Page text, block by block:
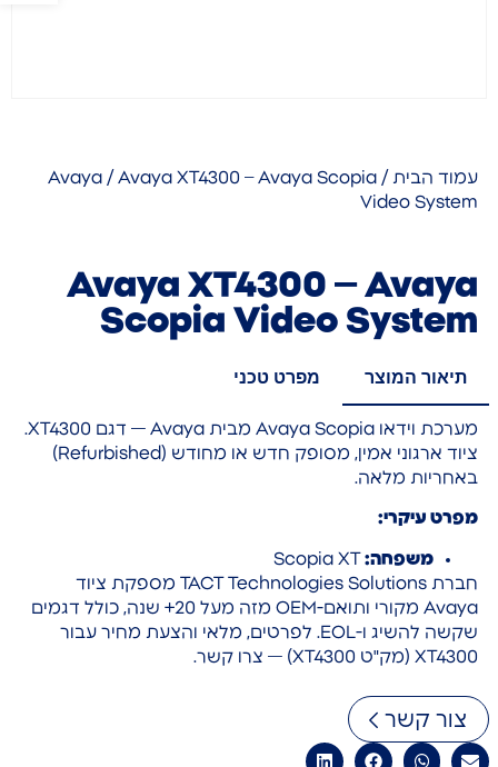
עמוד הבית /
Avaya / Avaya XT4300 – Avaya Scopia
Video System
Avaya XT4300 – Avaya
Scopia Video System
תיאור המוצר מפרט טכני
מערכת וידאו Avaya Scopia מבית Avaya — דגם XT4300.
ציוד ארגוני אמין, מסופק חדש או מחודש (Refurbished)
באחריות מלאה.
מפרט עיקרי:
משפחה:Scopia XT
חברת TACT Technologies Solutions מספקת ציוד
Avaya מקורי ותואם-OEM מזה מעל 20+ שנה, כולל דגמים
שקשה להשיג ו-EOL. לפרטים, מלאי והצעת מחיר עבור
XT4300 (מק"ט XT4300) — צרו קשר.
צור קשר